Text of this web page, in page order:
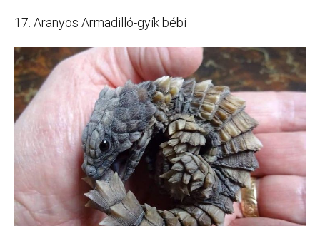
17. Aranyos Armadilló-gyík bébi